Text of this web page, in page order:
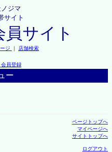
ジマ
サイト
サイト
ジ ｜ 店舗検索
会員登録
ー
ページトップへ
マイページへ
サイトトップへ
ログアウト